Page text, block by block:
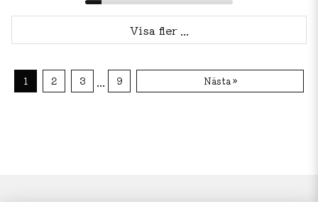
Visa fler ...
1 2 3 ... 9 Nästa »